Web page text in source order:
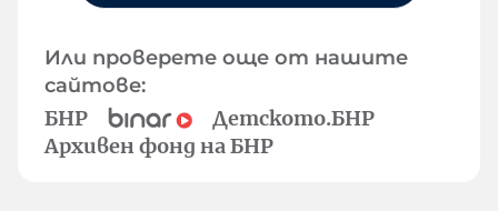
Или проверете още от нашите
сайтове:
БНР
Детското.БНР
Архивен фонд на БНР